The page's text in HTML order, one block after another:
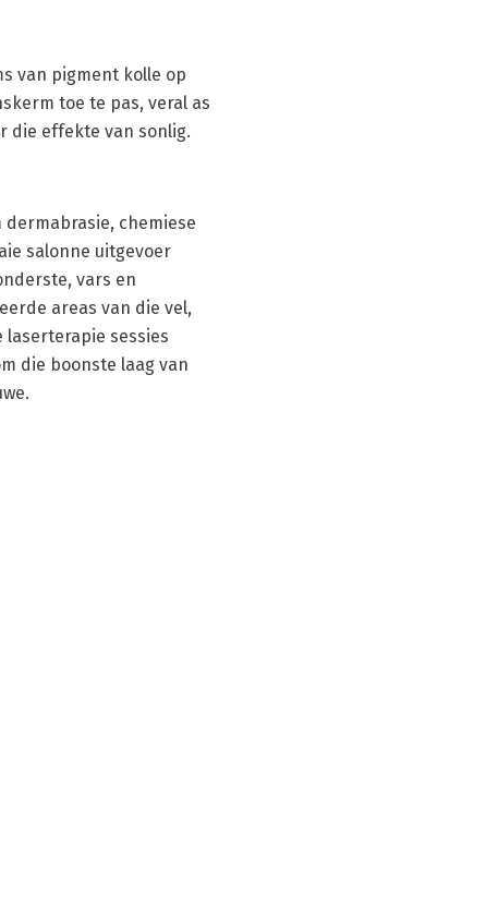
van pigment kolle op
toe te pas, veral as
die effekte van sonlig.
chemiese
salonne uitgevoer
vars en
areas van die vel,
laserterapie sessies
die boonste laag van